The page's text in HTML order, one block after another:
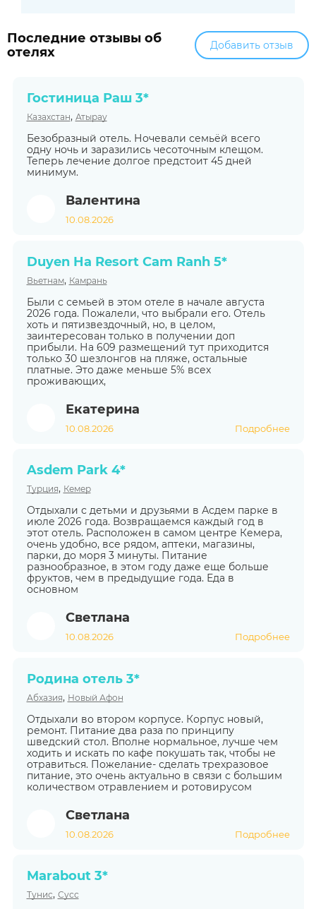
Последние отзывы об
отелях
Добавить отзыв
Гостиница Раш 3*
Казахстан, Атырау
Безобразный отель. Ночевали семьёй всего
одну ночь и заразились чесоточным клещом.
Теперь лечение долгое предстоит 45 дней
минимум.
Валентина
10.08.2026
Duyen Ha Resort Cam Ranh 5*
Вьетнам, Камрань
Были с семьей в этом отеле в начале августа
2026 года. Пожалели, что выбрали его. Отель
хоть и пятизвездочный, но, в целом,
заинтересован только в получении доп
прибыли. На 609 размещений тут приходится
только 30 шезлонгов на пляже, остальные
платные. Это даже меньше 5% всех
проживающих,
Екатерина
10.08.2026 Подробнее
Asdem Park 4*
Турция, Кемер
Отдыхали с детьми и друзьями в Асдем парке в
июле 2026 года. Возвращаемся каждый год в
этот отель. Расположен в самом центре Кемера,
очень удобно, все рядом, аптеки, магазины,
парки, до моря 3 минуты. Питание
разнообразное, в этом году даже еще больше
фруктов, чем в предыдущие года. Еда в
основном
Светлана
10.08.2026 Подробнее
Родина отель 3*
Абхазия, Новый Афон
Отдыхали во втором корпусе. Корпус новый,
ремонт. Питание два раза по принципу
шведский стол. Вполне нормальное, лучше чем
ходить и искать по кафе покушать так, чтобы не
отравиться. Пожелание- сделать трехразовое
питание, это очень актуально в связи с большим
количеством отравлением и ротовирусом
Светлана
10.08.2026 Подробнее
Marabout 3*
Тунис, Сусс